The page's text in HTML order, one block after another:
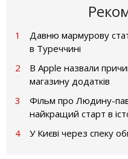
1
Давню мармурову
в Туреччині
2
В Apple назвали
магазину додатків
3
Фільм про Людину-
найкращий старт в
4
У Києві через спеку